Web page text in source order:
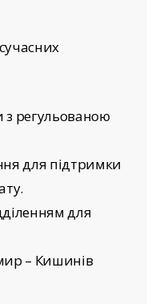
регульованою
для підтримки
для
– Кишинів